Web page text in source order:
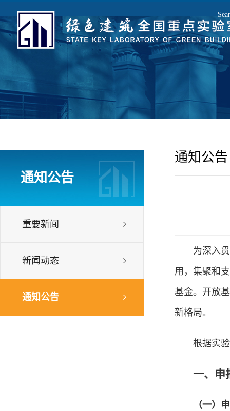
通知公告
重要新闻
新闻动态
通知公告
通知公告
为深入
用，集聚和
基金。开放
新格局。
根据实
一、申
（一）